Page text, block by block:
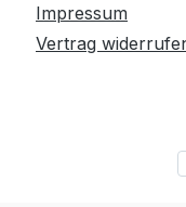
Impressum
Vertrag